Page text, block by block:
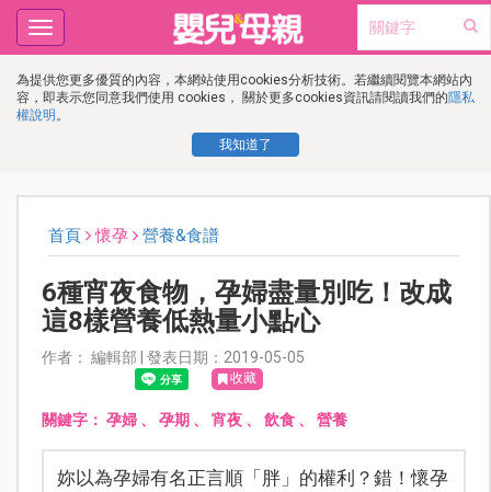
為提供您更多優質的內容，本網站使用cookies分析技術。若繼續閱覽本網站內
容，即表示您同意我們使用 cookies， 關於更多cookies資訊請閱讀我們的隱私
權說明 。
我知道了
Toggle
navigation
首頁 懷孕 營養&食譜
6種宵夜食物，孕婦盡量別吃！改成
這8樣營養低熱量小點心
作者： 編輯部 | 發表日期：2019-05-05
收藏
關鍵字： 孕婦、 孕期 、 宵夜、 飲食、 營養
妳以為孕婦有名正言順「胖」的權利？錯！懷孕